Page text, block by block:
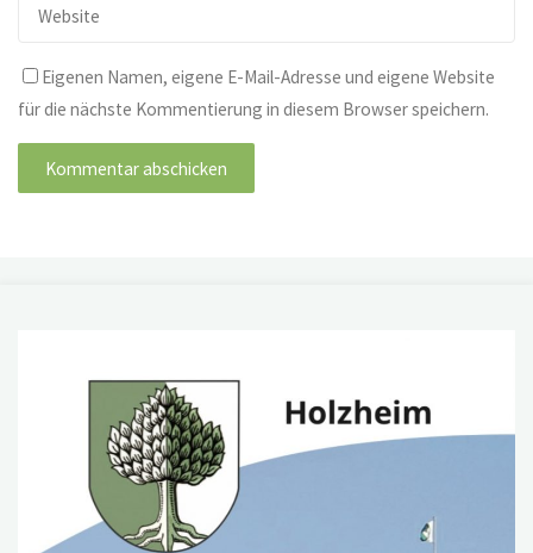
Eigenen Namen, eigene E-Mail-Adresse und eigene Website
für die nächste Kommentierung in diesem Browser speichern.